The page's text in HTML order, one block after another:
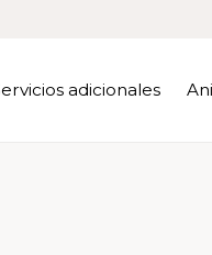
adicionales